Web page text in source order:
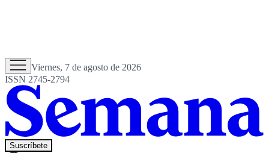
Viernes, 7 de agosto de 2026
ISSN 2745-2794
Suscríbete